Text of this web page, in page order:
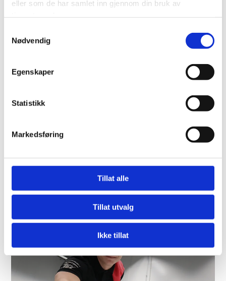
eller som de har samlet inn gjennom din bruk av
Nødvendig
Egenskaper
Statistikk
Markedsføring
Tillat alle
Tillat utvalg
Ikke tillat
Ihor Fantalin
Avd. Dekkhotell/ Dekk